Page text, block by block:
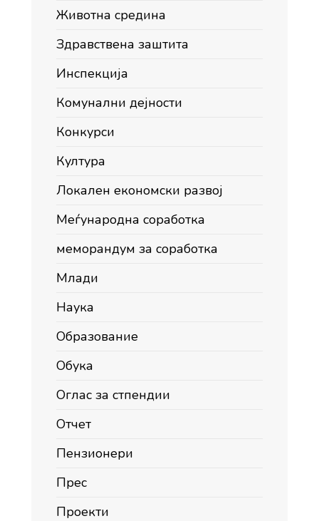
Животна средина
Здравствена заштита
Инспекција
Комунални дејности
Конкурси
Култура
Локален економски развој
Меѓународна соработка
меморандум за соработка
Млади
Наука
Образование
Обука
Оглас за стпендии
Отчет
Пензионери
Прес
Проекти